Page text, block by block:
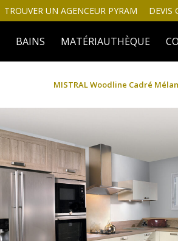
TROUVER UN AGENCEUR PYRAM DEVIS
BAINS MATÉRIAUTHÈQUE
MISTRAL Woodline Cadré